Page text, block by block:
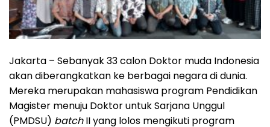
Jakarta – Sebanyak 33 calon Doktor muda Indonesia
akan diberangkatkan ke berbagai negara di dunia.
Mereka merupakan mahasiswa program Pendidikan
Magister menuju Doktor untuk Sarjana Unggul
(PMDSU) batchII yang lolos mengikuti program